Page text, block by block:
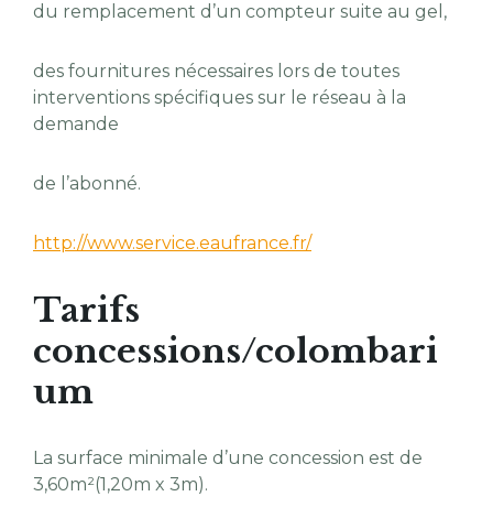
du remplacement d’un compteur suite au gel,
des fournitures nécessaires lors de toutes
interventions spécifiques sur le réseau à la
demande
de l’abonné.
http://www.service.eaufrance.fr/
Tarifs
concessions/colombari
um
La surface minimale d’une concession est de
3,60m²(1,20m x 3m).